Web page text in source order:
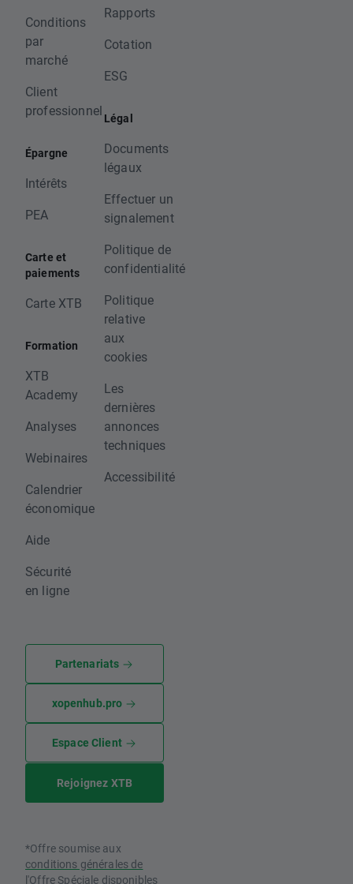
Conditions
par
marché
Client
professionnel
Épargne
Intérêts
PEA
Carte et
paiements
Carte XTB
Formation
XTB
Academy
Analyses
Webinaires
Calendrier
économique
Aide
Sécurité
en ligne
Rapports
Cotation
ESG
Légal
Documents
légaux
Effectuer un
signalement
Politique de
confidentialité
Politique
relative
aux
cookies
Les
dernières
annonces
techniques
Accessibilité
Partenariats
xopenhub.pro
Espace Client
Rejoignez XTB
*Offre soumise aux
conditions générales de
l'Offre Spéciale disponibles